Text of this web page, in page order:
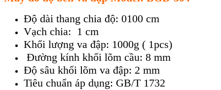
Độ dài thang chia độ: 0100 cm
Vạch chia: 1 cm
Khối lượng va đập: 1000g ( 1pcs)
Đường kính khối lõm cầu: 8 mm
Độ sâu khối lõm va đập: 2 mm
Tiêu chuẩn áp dụng: GB/T 1732